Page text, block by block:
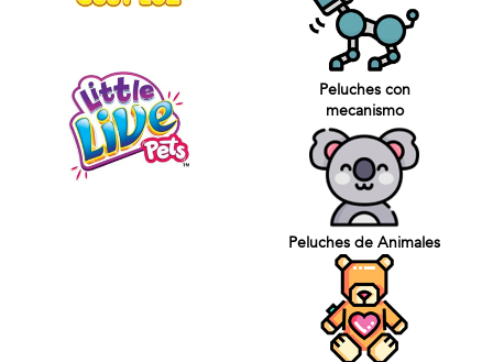
Peluches con
mecanismo
Peluches de Animales